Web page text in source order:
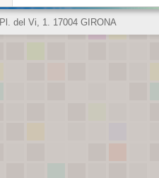
Pl. del Vi, 1. 17004 GIRONA